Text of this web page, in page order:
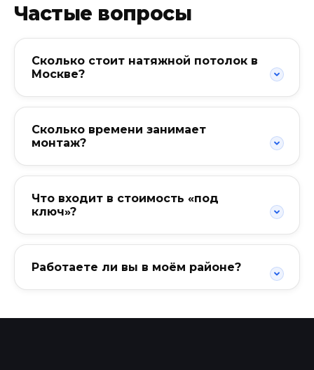
Частые вопросы
Сколько стоит натяжной потолок в
Москве?
Сколько времени занимает
монтаж?
Что входит в стоимость «под
ключ»?
Работаете ли вы в моём районе?